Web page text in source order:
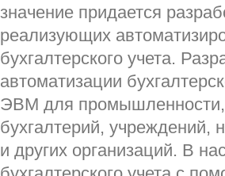
значение придается
реализующих
бухгалтерского учета.
автоматизации
ЭВМ для промышленности,
бухгалтерий, учреждений,
и других организаций. В